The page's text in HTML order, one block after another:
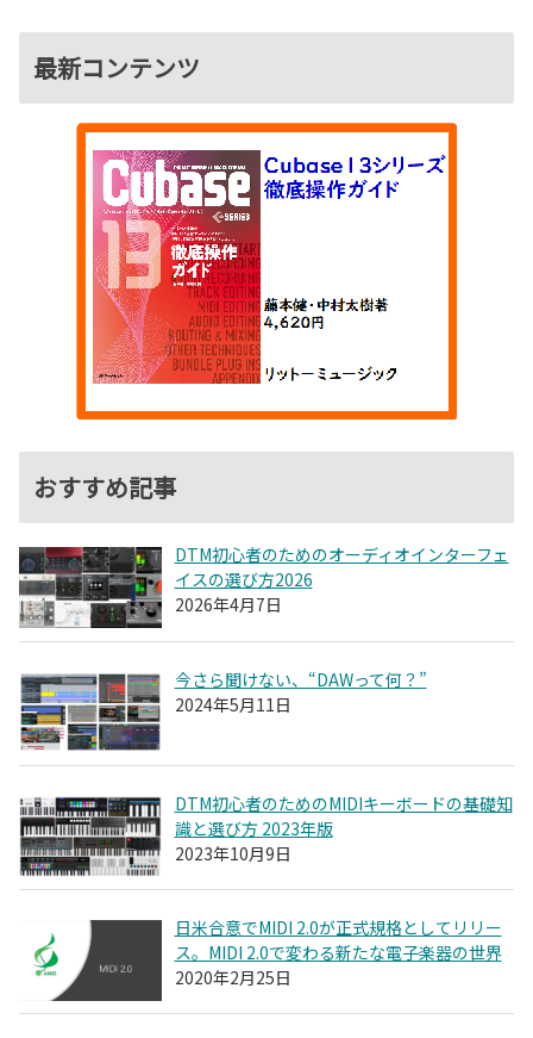
最新コンテンツ
おすすめ記事
DTM初心者のためのオーディオインターフェ
イスの選び方2026
2026年4月7日
今さら聞けない、“DAWって何？”
2024年5月11日
DTM初心者のためのMIDIキーボードの基礎知
識と選び方 2023年版
2023年10月9日
日米合意でMIDI 2.0が正式規格としてリリー
ス。MIDI 2.0で変わる新たな電子楽器の世界
2020年2月25日